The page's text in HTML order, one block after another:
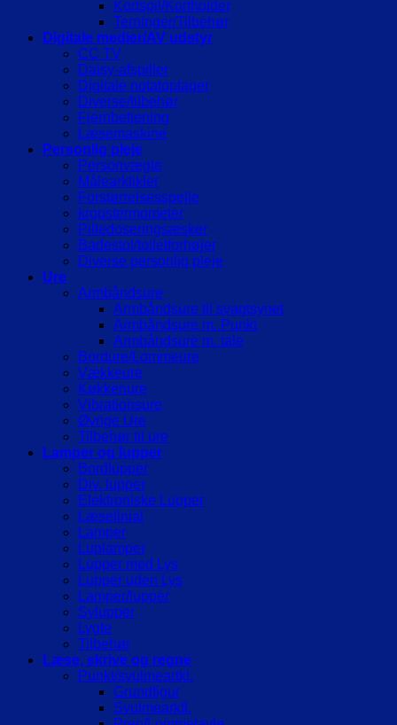
Kortspil/Kortholder
Terninger/Tilbehør
Digitale medier/AV udstyr
CC TV
Daisy-afspiller
Digitale notatoptager
Diverse/tilbehør
Fjernbetjening
Læsemaskine
Personlig pleje
Personvægte
Målearktikler
Forstørrelsesspejle
kropstermometer
Pilledoseringsæsker
Badestol/toiletforhøjer
Diverse personlig pleje
Ure
Armbåndsure
Armbåndsure til svagtsynet
Armbåndsure m. Punkt
Armbåndsure m. tale
Bordure/Lommeure
Vækkeure
Køkkenure
Vibrationsure
Øvrige Ure
Tilbehør til ure
Lamper og lupper
Bordlupper
Div. lupper
Elektroniske Lupper
Læselinial
Lamper
Luplamper
Lupper med Lys
Lupper uden Lys
Lamper/lupper
Sylupper
Lygte
Tilbehør
Læse, skrive og regne
Punkt/svulmeartkl.
Grundfigur
Svulmearktl.